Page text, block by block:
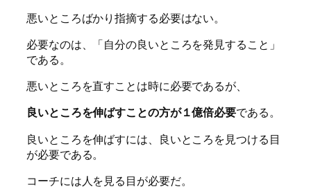
悪いところばかり指摘する必要はない。
必要なのは、「自分の良いところを発見すること」
である。
悪いところを直すことは時に必要であるが、
良いところを伸ばすことの方が１億倍必要である。
良いところを伸ばすには、良いところを見つける目
が必要である。
コーチには人を見る目が必要だ。